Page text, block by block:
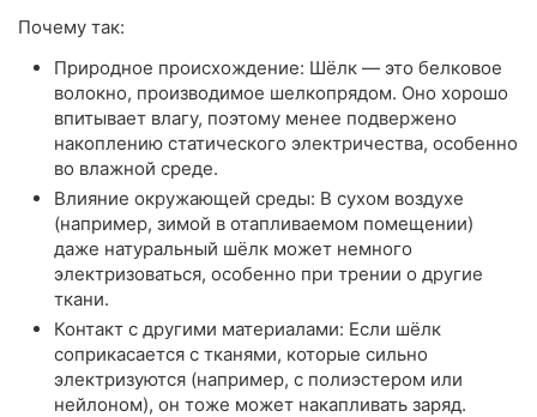
Почему так:
Природное происхождение: Шёлк — это белковое
волокно, производимое шелкопрядом. Оно хорошо
впитывает влагу, поэтому менее подвержено
накоплению статического электричества, особенно
во влажной среде.
Влияние окружающей среды: В сухом воздухе
(например, зимой в отапливаемом помещении)
даже натуральный шёлк может немного
электризоваться, особенно при трении о другие
ткани.
Контакт с другими материалами: Если шёлк
соприкасается с тканями, которые сильно
электризуются (например, с полиэстером или
нейлоном), он тоже может накапливать заряд.